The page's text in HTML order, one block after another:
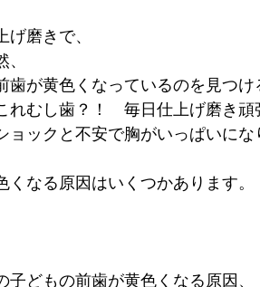
磨きで、
歯が黄色くなっているのを見つけ
れむし歯？！　毎日仕上げ磨き頑
ョックと不安で胸がいっぱいにな
くなる原因はいくつかあります。
子どもの前歯が黄色くなる原因、